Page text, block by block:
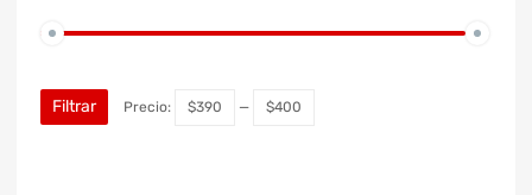
Filtrar Precio: $390 — $400